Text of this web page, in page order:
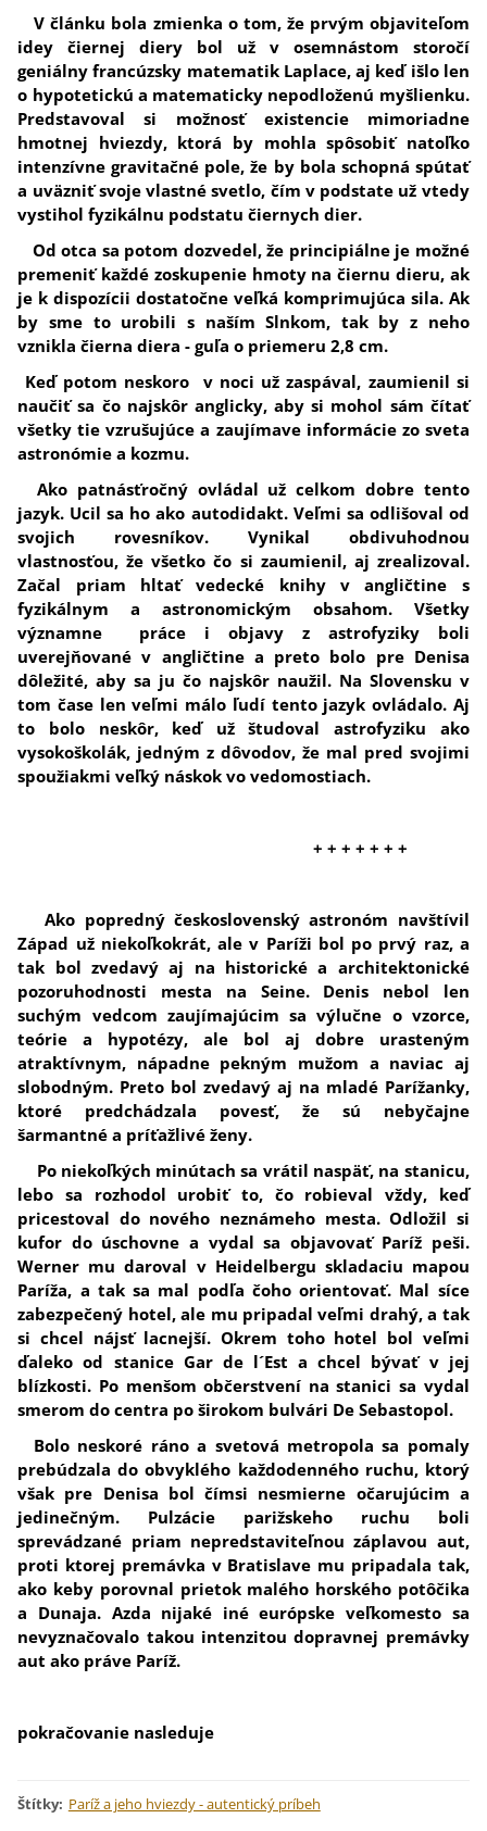
V článku bola zmienka o tom, že prvým objaviteľom
idey čiernej diery bol už v osemnástom storočí
geniálny francúzsky matematik Laplace, aj keď išlo len
o hypotetickú a matematicky nepodloženú myšlienku.
Predstavoval si možnosť existencie mimoriadne
hmotnej hviezdy, ktorá by mohla spôsobiť natoľko
intenzívne gravitačné pole, že by bola schopná spútať
a uväzniť svoje vlastné svetlo, čím v podstate už vtedy
vystihol fyzikálnu podstatu čiernych dier.
Od otca sa potom dozvedel, že principiálne je možné
premeniť každé zoskupenie hmoty na čiernu dieru, ak
je k dispozícii dostatočne veľká komprimujúca sila. Ak
by sme to urobili s naším Slnkom, tak by z neho
vznikla čierna diera - guľa o priemeru 2,8 cm.
Keď potom neskoro v noci už zaspával, zaumienil si
naučiť sa čo najskôr anglicky, aby si mohol sám čítať
všetky tie vzrušujúce a zaujímave informácie zo sveta
astronómie a kozmu.
Ako patnásťročný ovládal už celkom dobre tento
jazyk. Ucil sa ho ako autodidakt. Veľmi sa odlišoval od
svojich rovesníkov. Vynikal obdivuhodnou
vlastnosťou, že všetko čo si zaumienil, aj zrealizoval.
Začal priam hltať vedecké knihy v angličtine s
fyzikálnym a astronomickým obsahom. Všetky
významne práce i objavy z astrofyziky boli
uverejňované v angličtine a preto bolo pre Denisa
dôležité, aby sa ju čo najskôr naužil. Na Slovensku v
tom čase len veľmi málo ľudí tento jazyk ovládalo. Aj
to bolo neskôr, keď už študoval astrofyziku ako
vysokoškolák, jedným z dôvodov, že mal pred svojimi
spoužiakmi veľký náskok vo vedomostiach.
+ + + + + + +
Ako popredný československý astronóm navštívil
Západ už niekoľkokrát, ale v Paríži bol po prvý raz, a
tak bol zvedavý aj na historické a architektonické
pozoruhodnosti mesta na Seine. Denis nebol len
suchým vedcom zaujímajúcim sa výlučne o vzorce,
teórie a hypotézy, ale bol aj dobre urasteným
atraktívnym, nápadne pekným mužom a naviac aj
slobodným. Preto bol zvedavý aj na mladé Parížanky,
ktoré predchádzala povesť, že sú nebyčajne
šarmantné a príťažlivé ženy.
Po niekoľkých minútach sa vrátil naspäť, na stanicu,
lebo sa rozhodol urobiť to, čo robieval vždy, keď
pricestoval do nového neznámeho mesta. Odložil si
kufor do úschovne a vydal sa objavovať Paríž peši.
Werner mu daroval v Heidelbergu skladaciu mapou
Paríža, a tak sa mal podľa čoho orientovať. Mal síce
zabezpečený hotel, ale mu pripadal veľmi drahý, a tak
si chcel nájsť lacnejší. Okrem toho hotel bol veľmi
ďaleko od stanice Gar de l´Est a chcel bývať v jej
blízkosti. Po menšom občerstvení na stanici sa vydal
smerom do centra po širokom bulvári De Sebastopol.
Bolo neskoré ráno a svetová metropola sa pomaly
prebúdzala do obvyklého každodenného ruchu, ktorý
však pre Denisa bol čímsi nesmierne očarujúcim a
jedinečným. Pulzácie parižskeho ruchu boli
sprevádzané priam nepredstaviteľnou záplavou aut,
proti ktorej premávka v Bratislave mu pripadala tak,
ako keby porovnal prietok malého horského potôčika
a Dunaja. Azda nijaké iné európske veľkomesto sa
nevyznačovalo takou intenzitou dopravnej premávky
aut ako práve Paríž.
pokračovanie nasleduje
Štítky: Paríž a jeho hviezdy - autentický príbeh